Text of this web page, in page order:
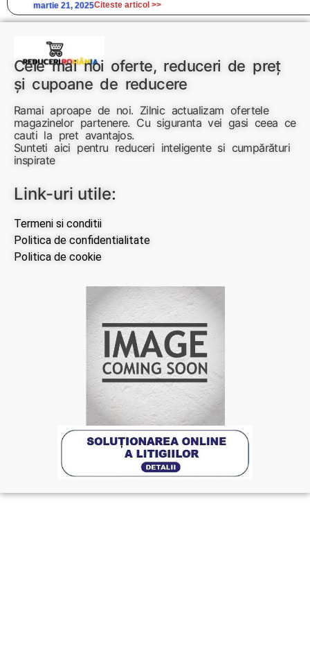
martie 21, 2025Citeste articol >>
Cele mai noi oferte, reduceri de preț
și cupoane de reducere
Ramai aproape de noi. Zilnic actualizam ofertele
magazinelor partenere. Cu siguranta vei gasi ceea ce
cauti la pret avantajos.
Sunteti aici pentru reduceri inteligente si cumpărături
inspirate
Link-uri utile:
Termeni si conditii
Politica de confidentialitate
Politica de cookie